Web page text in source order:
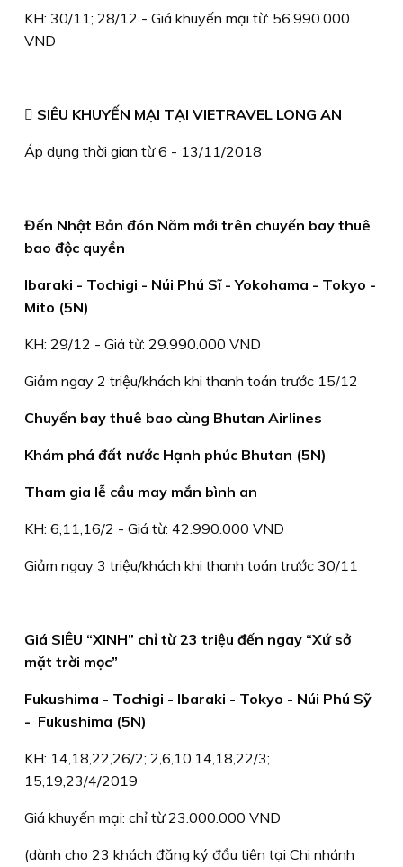
KH: 30/11; 28/12 - Giá khuyến mại từ: 56.990.000
VND
 SIÊU KHUYẾN MẠI TẠI VIETRAVEL LONG AN
Áp dụng thời gian từ 6 - 13/11/2018
Đến Nhật Bản đón Năm mới trên chuyến bay thuê
bao độc quyền
Ibaraki - Tochigi - Núi Phú Sĩ - Yokohama - Tokyo -
Mito (5N)
KH: 29/12 - Giá từ: 29.990.000 VND
Giảm ngay 2 triệu/khách khi thanh toán trước 15/12
Chuyến bay thuê bao cùng Bhutan Airlines
Khám phá đất nước Hạnh phúc Bhutan (5N)
Tham gia lễ cầu may mắn bình an
KH: 6,11,16/2 - Giá từ: 42.990.000 VND
Giảm ngay 3 triệu/khách khi thanh toán trước 30/11
Giá SIÊU “XINH” chỉ từ 23 triệu đến ngay “Xứ sở
mặt trời mọc”
Fukushima - Tochigi - Ibaraki - Tokyo - Núi Phú Sỹ
- Fukushima (5N)
KH: 14,18,22,26/2; 2,6,10,14,18,22/3;
15,19,23/4/2019
Giá khuyến mại: chỉ từ 23.000.000 VND
(dành cho 23 khách đăng ký đầu tiên tại Chi nhánh